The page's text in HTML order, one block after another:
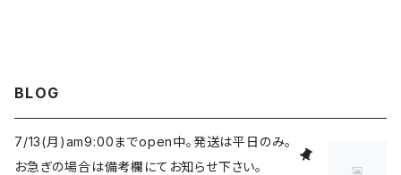
BLOG
7/13(月)am9:00までopen中。発送は平日のみ。
お急ぎの場合は備考欄にてお知らせ下さい。